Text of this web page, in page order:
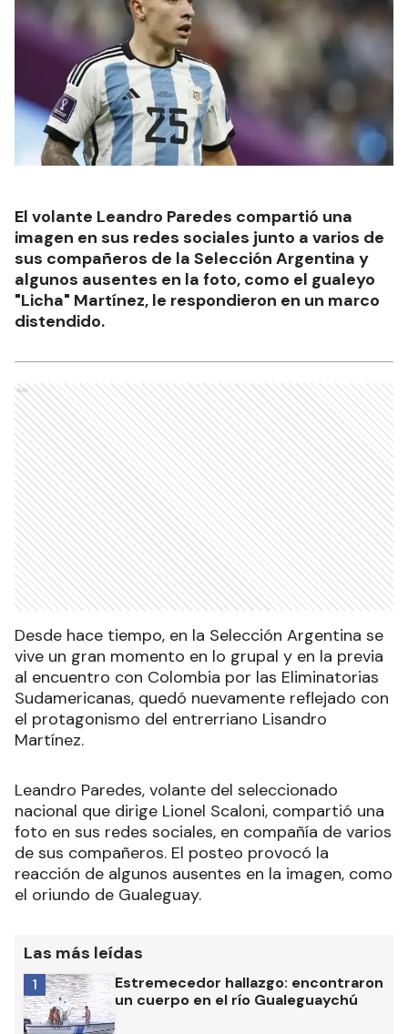
El volante Leandro Paredes compartió una
imagen en sus redes sociales junto a varios de
sus compañeros de la Selección Argentina y
algunos ausentes en la foto, como el gualeyo
"Licha" Martínez, le respondieron en un marco
distendido.
Ads
Desde hace tiempo, en la Selección Argentina se
vive un gran momento en lo grupal y en la previa
al encuentro con Colombia por las Eliminatorias
Sudamericanas, quedó nuevamente reflejado con
el protagonismo del entrerriano Lisandro
Martínez.
Leandro Paredes, volante del seleccionado
nacional que dirige Lionel Scaloni, compartió una
foto en sus redes sociales, en compañía de varios
de sus compañeros. El posteo provocó la
reacción de algunos ausentes en la imagen, como
el oriundo de Gualeguay.
Las más leídas
Estremecedor hallazgo: encontraron
un cuerpo en el río Gualeguaychú
1